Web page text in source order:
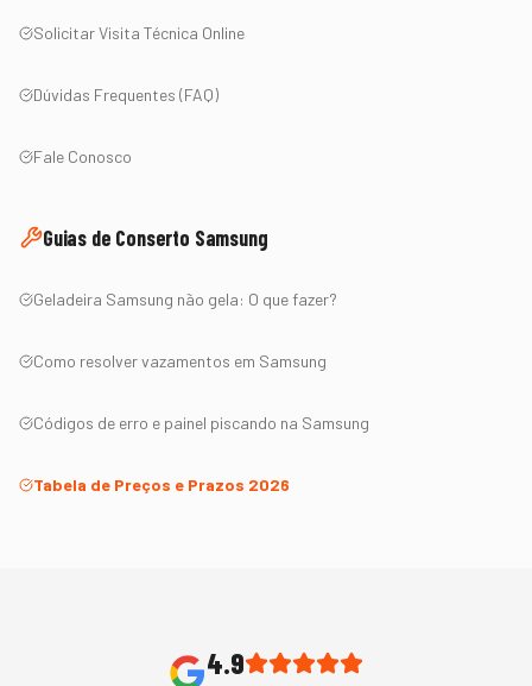
Solicitar Visita Técnica Online
Dúvidas Frequentes (FAQ)
Fale Conosco
Guias de Conserto Samsung
Geladeira Samsung não gela: O que fazer?
Como resolver vazamentos em Samsung
Códigos de erro e painel piscando na Samsung
Tabela de Preços e Prazos 2026
4.9